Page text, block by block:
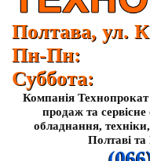
Полтава, ул.
Пн-Пн:
Суббота:
Компанія Технопрокат
продаж та сервісне
обладнання,
Полтаві та